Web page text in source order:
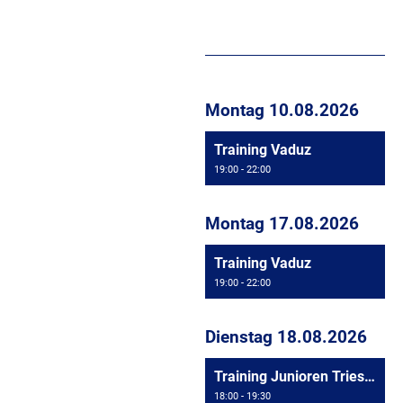
Montag 10.08.2026
Training Vaduz
19:00 - 22:00
Montag 17.08.2026
Training Vaduz
19:00 - 22:00
Dienstag 18.08.2026
Training Junioren Triesen
18:00 - 19:30